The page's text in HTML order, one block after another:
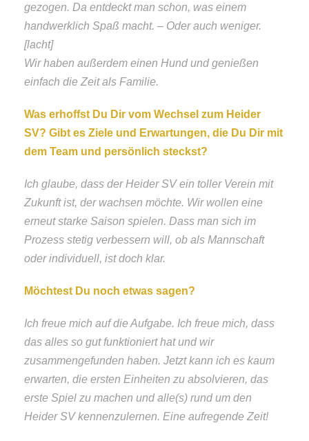
gezogen. Da entdeckt man schon, was einem
handwerklich Spaß macht. – Oder auch weniger.
[lacht]
Wir haben außerdem einen Hund und genießen
einfach die Zeit als Familie.
Was erhoffst Du Dir vom Wechsel zum Heider
SV? Gibt es Ziele und Erwartungen, die Du Dir mit
dem Team und persönlich steckst?
Ich glaube, dass der Heider SV ein toller Verein mit
Zukunft ist, der wachsen möchte. Wir wollen eine
erneut starke Saison spielen. Dass man sich im
Prozess stetig verbessern will, ob als Mannschaft
oder individuell, ist doch klar.
Möchtest Du noch etwas sagen?
Ich freue mich auf die Aufgabe. Ich freue mich, dass
das alles so gut funktioniert hat und wir
zusammengefunden haben. Jetzt kann ich es kaum
erwarten, die ersten Einheiten zu absolvieren, das
erste Spiel zu machen und alle(s) rund um den
Heider SV kennenzulernen. Eine aufregende Zeit!